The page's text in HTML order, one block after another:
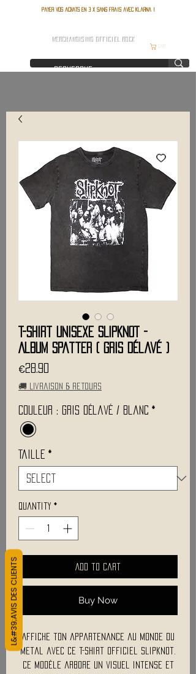
Payer vos achats en 3 x sans frais avec Klarna !
MERCHANDISING OFFICIEL ROCK
T-Shirt Unisexe SLIPKNOT -
Album Spatter ( Gris délavé )
€28.90
🚚 Livraison & retours
Couleur : Gris Délavé / Blanc *
Taille *
Quantity *
Add to Cart
Buy Now
Affiche ton appartenance au monde du
metal avec ce t-shirt officiel Slipknot.
Ce modèle arbore un visuel intense et
L&#39;AVIS DES CLIENTS